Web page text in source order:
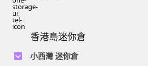
香港島迷你倉
小西灣 迷你倉